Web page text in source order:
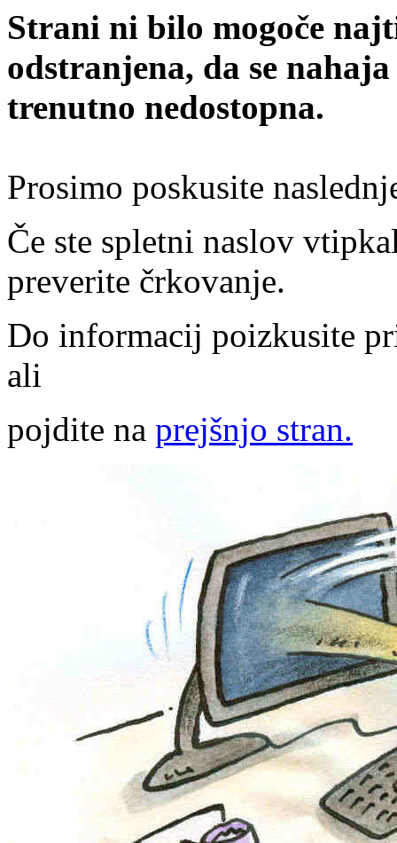
Strani ni bilo mogoče
odstranjena, da se
trenutno nedostopna.
Prosimo poskusite
Če ste spletni naslov
preverite črkovanje.
Do informacij poizkusite
ali
pojdite na prejšnjo stran.